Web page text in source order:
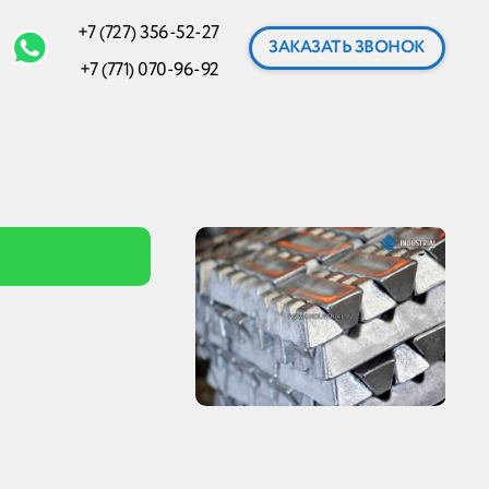
+7 (727) 356-52-27
+7 (771) 070-96-92
ЗАКАЗАТЬ ЗВОНОК